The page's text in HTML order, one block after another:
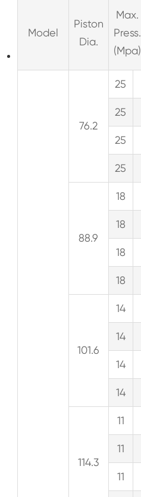
Model
Piston
Dia.
Max.
Press.
(Mpa)
76.2
25
25
25
25
88.9
18
18
18
18
101.6
14
14
14
14
114.3
11
11
11